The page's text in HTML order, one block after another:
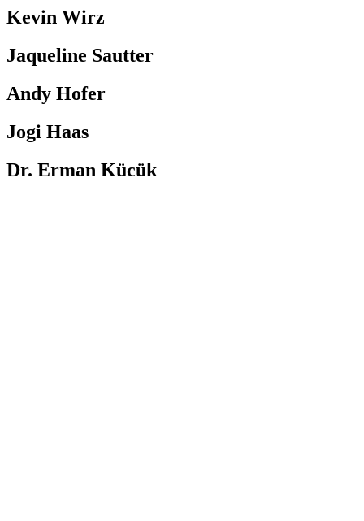
Kevin Wirz
Jaqueline Sautter
Andy Hofer
Jogi Haas
Dr. Erman Kücük